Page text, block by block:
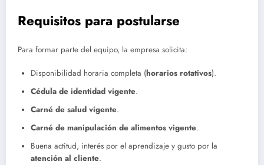
Requisitos para postularse
Para formar parte del equipo, la empresa solicita:
Disponibilidad horaria completa (horarios rotativos).
Cédula de identidad vigente.
Carné de salud vigente.
Carné de manipulación de alimentos vigente.
Buena actitud, interés por el aprendizaje y gusto por la
atención al cliente.